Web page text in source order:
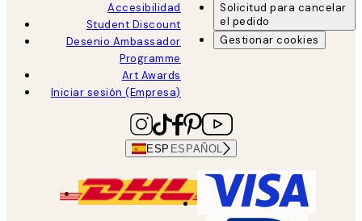
Accesibilidad
Student Discount
Desenio Ambassador
Programme
Art Awards
Iniciar sesión (Empresa)
Solicitud para cancelar
el pedido
Gestionar cookies
ESP ESPAÑOL